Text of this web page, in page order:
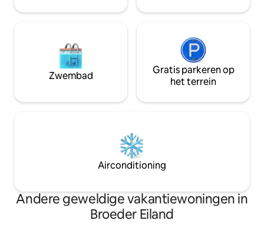
Zwembad
Gratis parkeren op
het terrein
Airconditioning
Andere geweldige vakantiewoningen in
Broeder Eiland